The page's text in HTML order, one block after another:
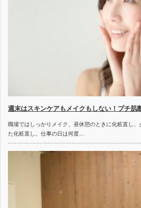
週末はスキンケアもメイクもしない！プチ肌
職場ではしっかりメイク、昼休憩のときに化粧直し、
た化粧直し。仕事の日は何度…